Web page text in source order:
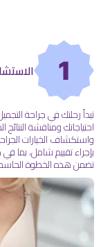
1
تبدأ رحلتك في جراحة
احتياجاتك ومناقشة
واستكشاف الخيارات
بإجراء تقييم شامل،
تضمن هذه الخطوة